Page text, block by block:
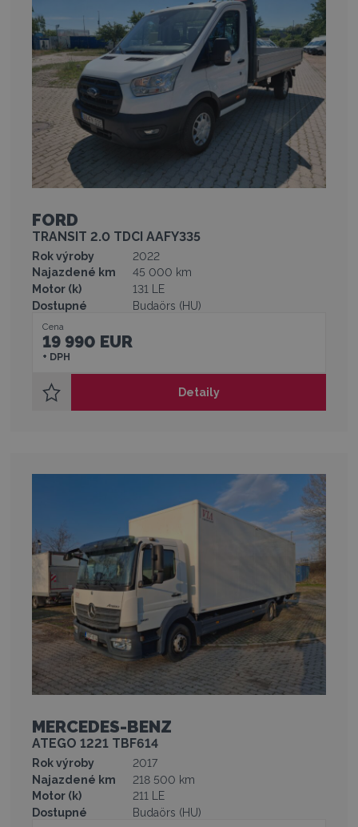
FORD
TRANSIT 2.0 TDCI AAFY335
Rok výroby
2022
Najazdené km
45 000 km
Motor (k)
131 LE
Dostupné
Budaörs (HU)
Cena
19 990 EUR
+ DPH
Detaily
MERCEDES-BENZ
ATEGO 1221 TBF614
Rok výroby
2017
Najazdené km
218 500 km
Motor (k)
211 LE
Dostupné
Budaörs (HU)